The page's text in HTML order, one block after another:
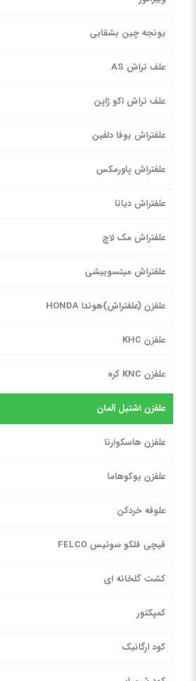
یونجه چین بشقابی
علف تراش AS
علف تراش اکو ژاپن
علفتراش بوفا دلفین
علفتراش پاورمکس
علفتراش دیانا
علفتراش مک لاچ
علفتراش میتسوبیشی
علفزن (علفتراش)هوندا HONDA
علفزن KHC
علفزن KNC کره
علفزن اشتیل آلمان
علفزن هاسکوارنا
علفزن یوکوهاما
علوفه خردکن
قیچی فلکو سوئیس FELCO
کشت گلخانه ای
کمپکتور
کود ارگانیک